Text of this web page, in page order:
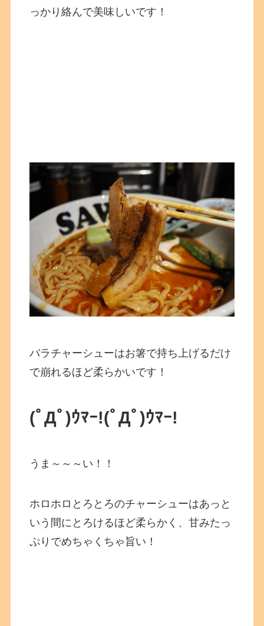
っかり絡んで美味しいです！
バラチャーシューはお箸で持ち上げるだけ
で崩れるほど柔らかいです！
(ﾟДﾟ)ｳﾏｰ!(ﾟДﾟ)ｳﾏｰ!
うま～～～い！！
ホロホロとろとろのチャーシューはあっと
いう間にとろけるほど柔らかく、甘みたっ
ぷりでめちゃくちゃ旨い！